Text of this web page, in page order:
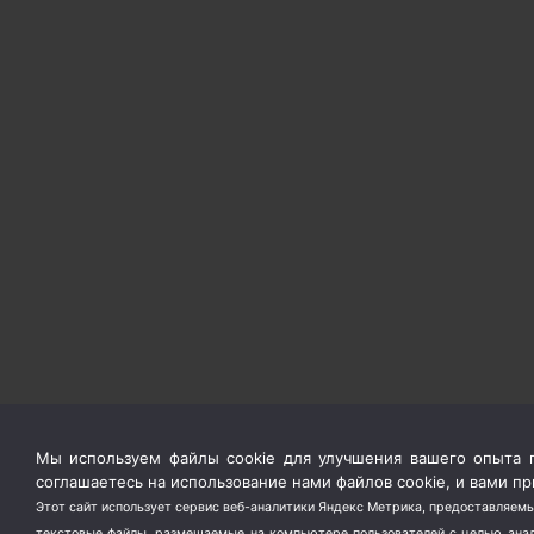
Мы используем файлы cookie для улучшения вашего опыта
соглашаетесь на использование нами файлов cookie, и вами
Этот сайт использует сервис веб-аналитики Яндекс Метрика,